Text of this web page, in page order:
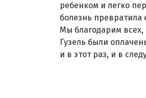
ребенком и легко
болезнь превратила
Мы благодарим всех,
Гузель были
и в этот раз, и в